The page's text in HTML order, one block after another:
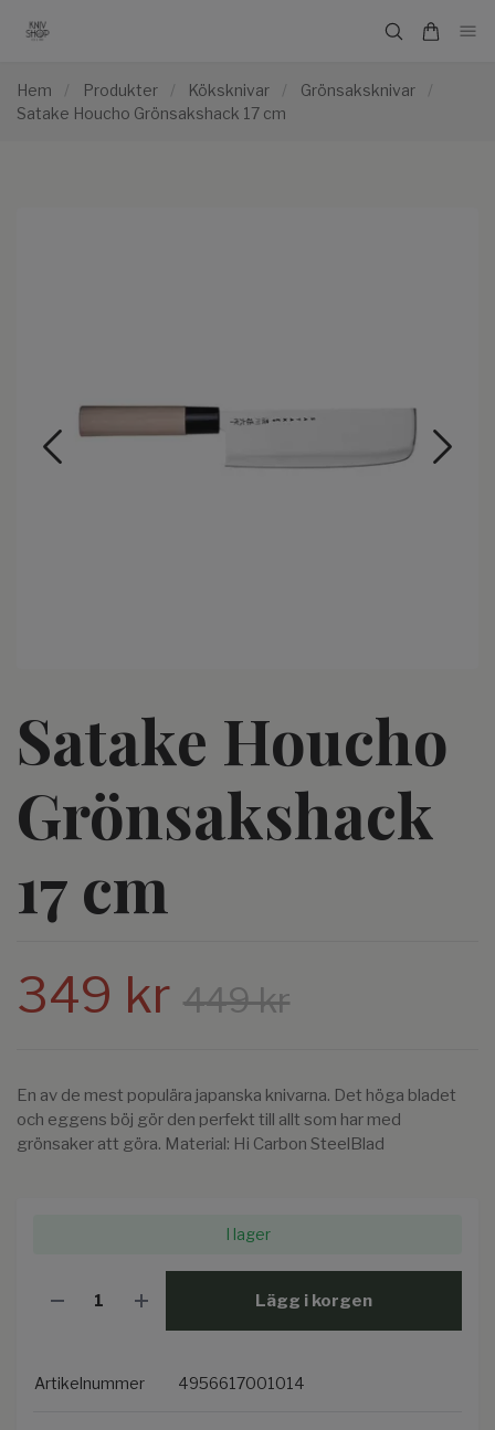
Hem / Produkter / Köksknivar / Grönsaksknivar
/
Satake Houcho Grönsakshack 17 cm
Satake Houcho
Grönsakshack
17 cm
349 kr 449 kr
En av de mest populära japanska knivarna. Det höga bladet
och eggens böj gör den perfekt till allt som har med
grönsaker att göra. Material: Hi Carbon SteelBlad
I lager
Lägg i korgen
Artikelnummer 4956617001014